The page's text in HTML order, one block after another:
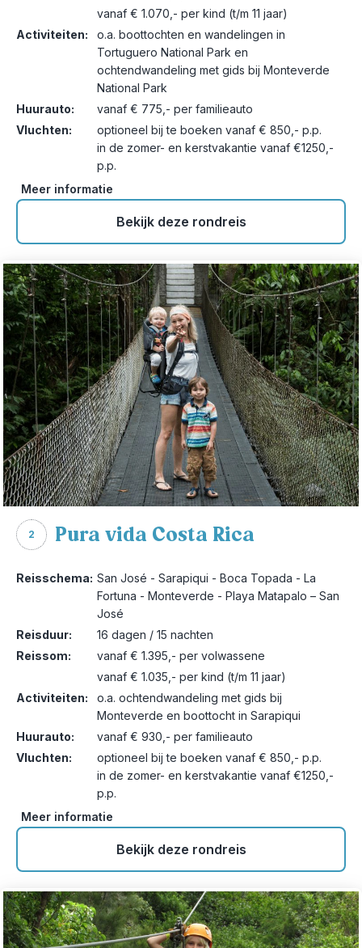
vanaf € 1.070,- per kind (t/m 11 jaar)
Activiteiten:
o.a. boottochten en wandelingen in
Tortuguero National Park en
ochtendwandeling met gids bij Monteverde
National Park
Huurauto:
vanaf € 775,- per familieauto
Vluchten:
optioneel bij te boeken vanaf € 850,- p.p.
in de zomer- en kerstvakantie vanaf €1250,-
p.p.
Meer informatie
Bekijk deze rondreis
2 Pura vida Costa Rica
Reisschema: San José - Sarapiqui - Boca Topada - La
Fortuna - Monteverde - Playa Matapalo – San
José
Reisduur:
16 dagen / 15 nachten
Reissom:
vanaf € 1.395,- per volwassene
vanaf € 1.035,- per kind (t/m 11 jaar)
Activiteiten:
o.a. ochtendwandeling met gids bij
Monteverde en boottocht in Sarapiqui
Huurauto:
vanaf € 930,- per familieauto
Vluchten:
optioneel bij te boeken vanaf € 850,- p.p.
in de zomer- en kerstvakantie vanaf €1250,-
p.p.
Meer informatie
Bekijk deze rondreis